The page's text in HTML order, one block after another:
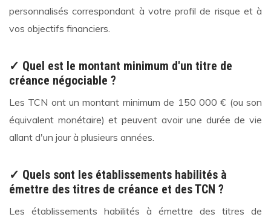
personnalisés correspondant à votre profil de risque et à
vos objectifs financiers.
✓ Quel est le montant minimum d'un titre de
créance négociable ?
Les TCN ont un montant minimum de 150 000 € (ou son
équivalent monétaire) et peuvent avoir une durée de vie
allant d'un jour à plusieurs années.
✓ Quels sont les établissements habilités à
émettre des titres de créance et des TCN ?
Les établissements habilités à émettre des titres de